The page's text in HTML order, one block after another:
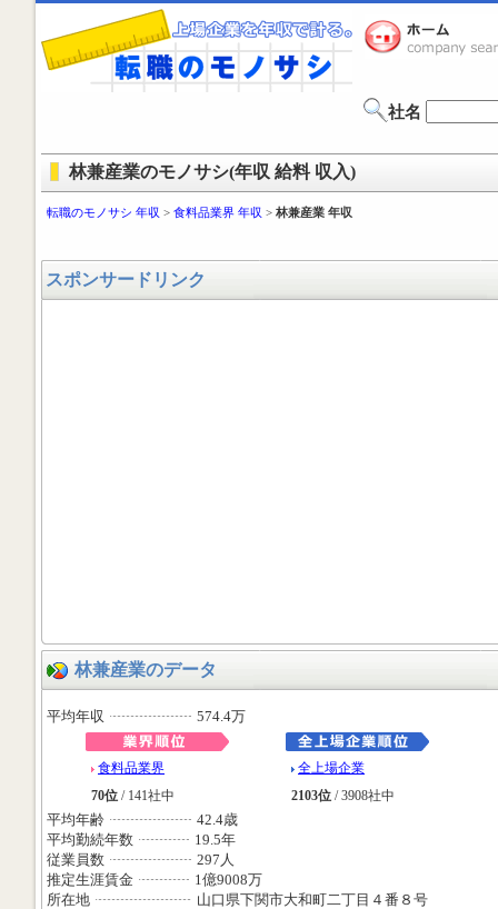
社名
林兼産業のモノサシ(年収 給料 収入)
転職のモノサシ 年収 > 食料品業界 年収 > 林兼産業 年収
スポンサードリンク
林兼産業のデータ
平均年収 574.4万
食料品業界
70位 / 141社中
全上場企業
2103位 / 3908社中
平均年齢
42.4歳
平均勤続年数
19.5年
従業員数
297人
推定生涯賃金
1億9008万
所在地
山口県下関市大和町二丁目４番８号